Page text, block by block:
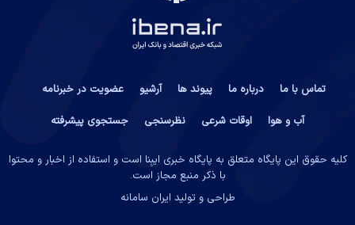
تماس با ما درباره ما پیوند ها آرشیو
عضویت در خبرنامه
آب و هوا
اوقات شرعی نظرسنجی جستجوی پیشرفته
کلیه حقوق این پایگاه متعلق به پایگاه خبری ایبِنا است و استفاده از اخبار و محتوا
با ذکر منبع مجاز است.
طراحی و تولید ایران سامانه